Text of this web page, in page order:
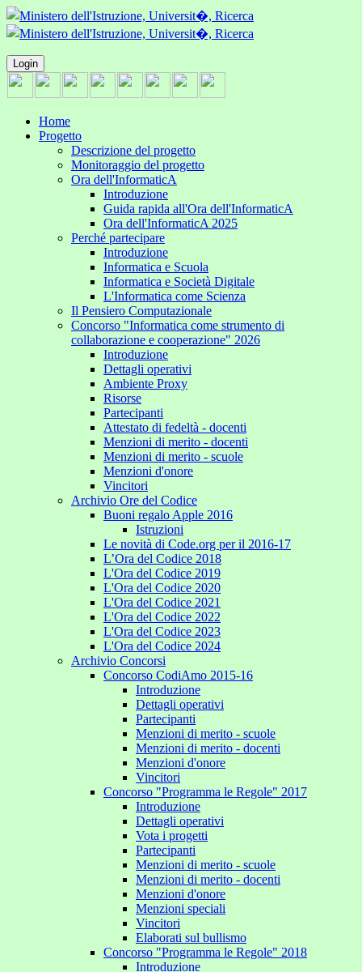
Login
Home
Progetto
Descrizione del progetto
Monitoraggio del progetto
Ora dell'InformaticA
Introduzione
Guida rapida all'Ora dell'InformaticA
Ora dell'InformaticA 2025
Perché partecipare
Introduzione
Informatica e Scuola
Informatica e Società Digitale
L'Informatica come Scienza
Il Pensiero Computazionale
Concorso "Informatica come strumento di
collaborazione e cooperazione" 2026
Introduzione
Dettagli operativi
Ambiente Proxy
Risorse
Partecipanti
Attestato di fedeltà - docenti
Menzioni di merito - docenti
Menzioni di merito - scuole
Menzioni d'onore
Vincitori
Archivio Ore del Codice
Buoni regalo Apple 2016
Istruzioni
Le novità di Code.org per il 2016-17
L’Ora del Codice 2018
L'Ora del Codice 2019
L'Ora del Codice 2020
L'Ora del Codice 2021
L'Ora del Codice 2022
L'Ora del Codice 2023
L'Ora del Codice 2024
Archivio Concorsi
Concorso CodiAmo 2015-16
Introduzione
Dettagli operativi
Partecipanti
Menzioni di merito - scuole
Menzioni di merito - docenti
Menzioni d'onore
Vincitori
Concorso "Programma le Regole" 2017
Introduzione
Dettagli operativi
Vota i progetti
Partecipanti
Menzioni di merito - scuole
Menzioni di merito - docenti
Menzioni d'onore
Menzioni speciali
Vincitori
Elaborati sul bullismo
Concorso "Programma le Regole" 2018
Introduzione